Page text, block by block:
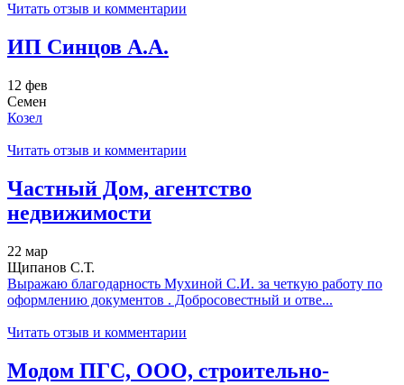
Читать отзыв и комментарии
ИП Синцов А.А.
12 фев
Семен
Козел
Читать отзыв и комментарии
Частный Дом, агентство
недвижимости
22 мар
Щипанов С.Т.
Выражаю благодарность Мухиной С.И. за четкую работу по
оформлению документов . Добросовестный и отве...
Читать отзыв и комментарии
Модом ПГС, ООО, строительно-